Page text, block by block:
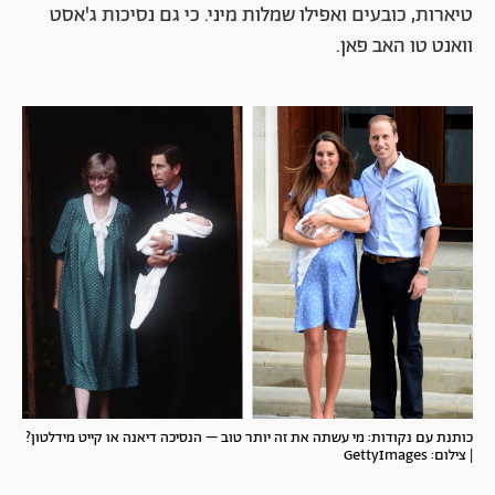
טיארות, כובעים ואפילו שמלות מיני. כי גם נסיכות ג'אסט
וואנט טו האב פאן.
כותנת עם נקודות: מי עשתה את זה יותר טוב – הנסיכה דיאנה או קייט מידלטון?
| צילום: GettyImages